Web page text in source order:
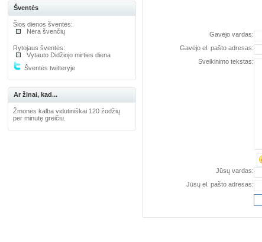
Šventės
Šios dienos šventės:
Nėra švenčių
Rytojaus šventės:
Vytauto Didžiojo mirties diena
Šventės twitteryje
Ar žinai, kad...
Žmonės kalba vidutiniškai 120 žodžių
per minutę greičiu.
Gavėjo vardas:
Gavėjo el. pašto adresas:
Sveikinimo tekstas:
Jūsų vardas:
Jūsų el. pašto adresas: